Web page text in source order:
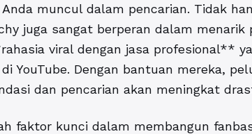
muncul dalam pencarian. Tidak
juga sangat berperan dalam menarik
viral dengan jasa profesional**
YouTube. Dengan bantuan mereka,
dan pencarian akan meningkat
faktor kunci dalam membangun